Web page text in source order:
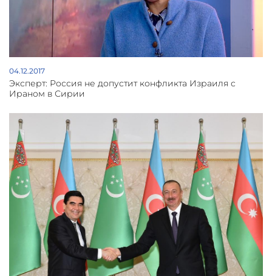
04.12.2017
Эксперт: Россия не допустит конфликта Израиля с
Ираном в Сирии